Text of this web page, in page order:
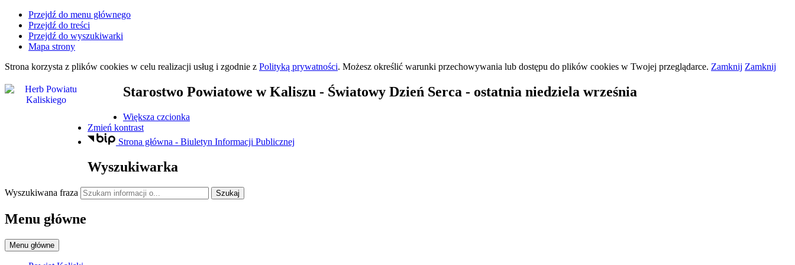
Przejdź do menu głównego
Przejdź do treści
Przejdź do wyszukiwarki
Mapa strony
Strona korzysta z plików cookies w celu realizacji usług i zgodnie z Polityką prywatności. Możesz określić warunki przechowywania lub dostępu do plików cookies w Twojej przeglądarce. Zamknij Zamknij
Starostwo Powiatowe w Kaliszu - Światowy Dzień Serca - ostatnia niedziela września
Większa czcionka
Zmień kontrast
Strona główna - Biuletyn Informacji Publicznej
Wyszukiwarka
Wyszukiwana fraza Szukaj
Menu główne
Menu główne